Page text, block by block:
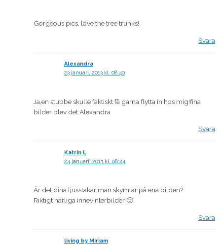
Gorgeous pics, love the tree trunks!
Svara
Alexandra
23 januari, 2013 kl. 08:40
Ja,en stubbe skulle faktiskt få gärna flytta in hos mig!fina
bilder blev det.Alexandra
Svara
Katrin L
24 januari, 2013 kl. 08:24
Är det dina ljusstakar man skymtar på ena bilden?
Riktigt härliga innevinterbilder 🙂
Svara
living by Miriam